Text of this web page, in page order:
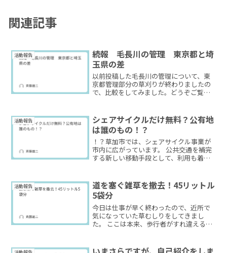
関連記事
活動報告
続報 毛長川の管理 東京都と埼
玉県の差
以前投稿した毛長川の管理について、東
京都管理部分の草刈りが終わりましたの
で、比較をしてみました。どうぞご覧く
活動報告
シェアサイクルだけ無料？公有地
は誰のもの！？
！？草加市では、シェアサイクル事業が
市内に広がっています。 公共交通を補完
する新しい移動手段として、利用も着実
料が入り、市の収入になっています。で
すがシェアサイクルの...
活動報告
道を塞ぐ雑草を撤去！45リットル
5袋分
今日は仕事が早く終わったので、近所で
気になっていた草むしりをしてきまし
た。 ここは本来、歩行者がすれ違える幅
頼すると時間がかかる場所でもあるた